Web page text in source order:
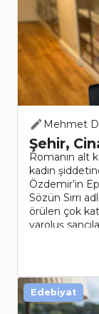
Mehmet
Şehir,
Romanın alt
kadın
Özdemir’in
Sözün Sırrı
örülen çok
varoluş
Edebiyat